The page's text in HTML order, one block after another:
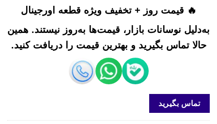
🔥 قیمت روز + تخفیف ویژه قطعه اورجینال
به‌دلیل نوسانات بازار، قیمت‌ها به‌روز نیستند. همین
حالا تماس بگیرید و بهترین قیمت را دریافت کنید.
تماس بگیرید